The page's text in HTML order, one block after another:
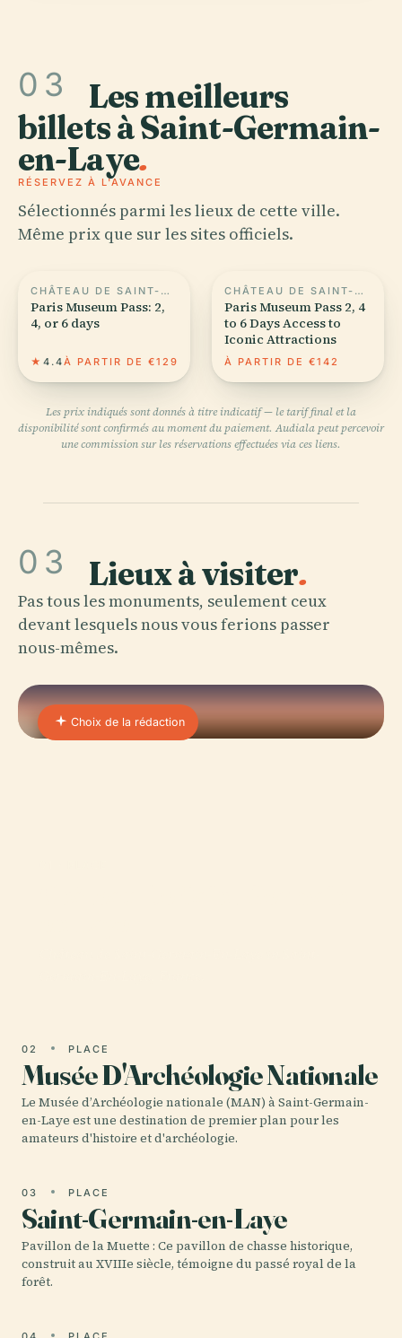
03 Les meilleurs
billets à Saint-Germain-
en-Laye.
RÉSERVEZ À L'AVANCE
Sélectionnés parmi les lieux de cette ville.
Même prix que sur les sites officiels.
CHÂTEAU DE SAINT-GERMAIN-EN-LAYE
Paris Museum Pass: 2,
4, or 6 days
★ 4.4À PARTIR DE €129
CHÂTEAU DE SAINT-GERMAIN-EN-LAYE
Paris Museum Pass 2, 4
to 6 Days Access to
Iconic Attractions
À PARTIR DE €142
Les prix indiqués sont donnés à titre indicatif — le tarif final et la
disponibilité sont confirmés au moment du paiement. Audiala peut percevoir
une commission sur les réservations effectuées via ces liens.
03 Lieux à visiter.
Pas tous les monuments, seulement ceux
devant lesquels nous vous ferions passer
nous-mêmes.
Choix de la rédaction
02 PLACE
Musée D'Archéologie Nationale
Le Musée d’Archéologie nationale (MAN) à Saint-Germain-
en-Laye est une destination de premier plan pour les
amateurs d'histoire et d'archéologie.
03 PLACE
Saint-Germain-en-Laye
Pavillon de la Muette : Ce pavillon de chasse historique,
construit au XVIIIe siècle, témoigne du passé royal de la
forêt.